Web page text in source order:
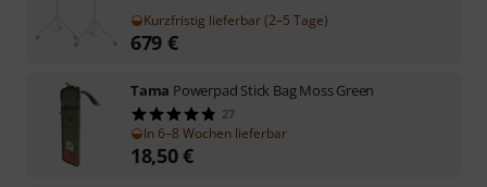
Kurzfristig lieferbar (2–5 Tage)
679 €
Tama Powerpad Stick Bag Moss Green
27
In 6–8 Wochen lieferbar
18,50€